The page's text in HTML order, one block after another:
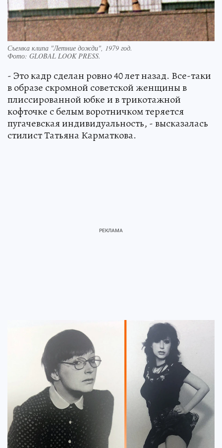
Съемка клипа "Летние дожди", 1979 год.
Фото: GLOBAL LOOK PRESS.
- Это кадр сделан ровно 40 лет назад. Все-таки
в образе скромной советской женщины в
плиссированной юбке и в трикотажной
кофточке с белым воротничком теряется
пугачевская индивидуальность, - высказалась
стилист Татьяна Карматкова.